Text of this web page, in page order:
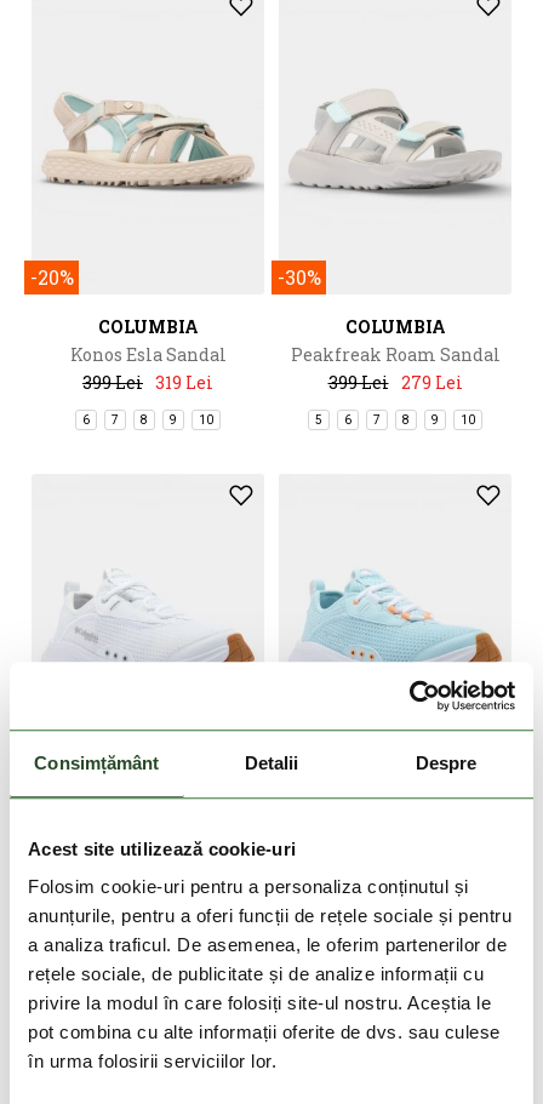
Consimțământ Detalii Despre
Acest site utilizează cookie-uri
Folosim cookie-uri pentru a personaliza conținutul și
anunțurile, pentru a oferi funcții de rețele sociale și pentru
a analiza traficul. De asemenea, le oferim partenerilor de
rețele sociale, de publicitate și de analize informații cu
privire la modul în care folosiți site-ul nostru. Aceștia le
pot combina cu alte informații oferite de dvs. sau culese
în urma folosirii serviciilor lor.
-20%
COLUMBIA
Konos Esla Sandal
399 Lei 319 Lei
6 7 8 9 10
-30%
COLUMBIA
Peakfreak Roam Sandal
399 Lei 279 Lei
5 6 7 8 9 10
-30%
Castback PFG
5 6 8
-30%
8